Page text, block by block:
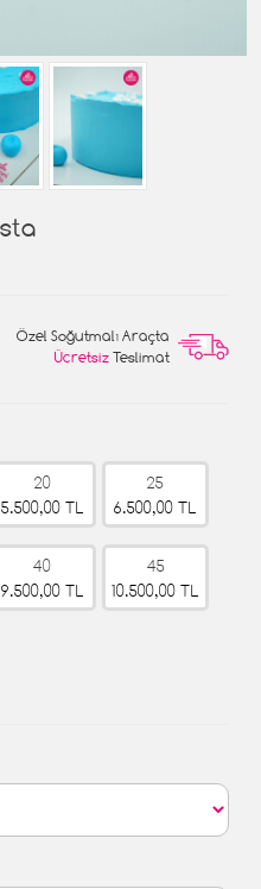
Özel Soğutmalı Araçta
Ücretsiz Teslimat
20
5.500,00 TL
25
6.500,00 TL
40
9.500,00 TL
45
10.500,00 TL